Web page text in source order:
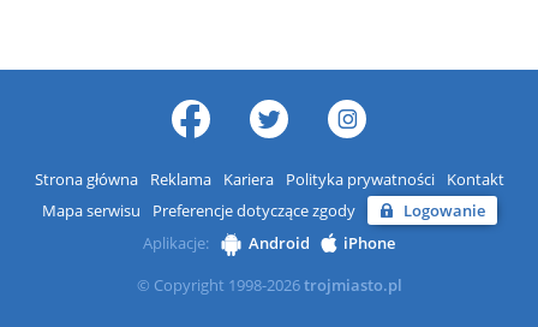
Strona główna Reklama Kariera Polityka prywatności
Kontakt
Mapa serwisu
Preferencje dotyczące zgody
Logowanie
Aplikacje:
Android
iPhone
© Copyright 1998-2026trojmiasto.pl